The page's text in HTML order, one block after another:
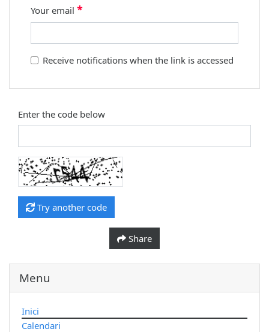
Your email *
Receive notifications when the link is accessed
Enter the code below
Try another code
Share
Menu
Inici
Calendari